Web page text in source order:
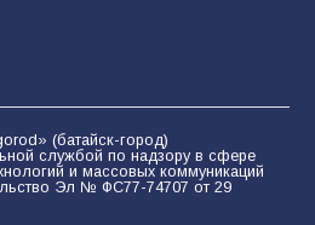
(батайск-город)
службой по надзору в сфере
и массовых коммуникаций
Эл № ФС77-74707 от 29